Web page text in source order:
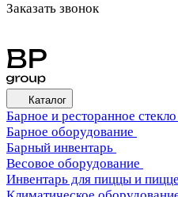
Заказать звонок
Каталог
Барное и ресторанное стекло
Барное оборудование
Барный инвентарь
Весовое оборудование
Инвентарь для пиццы и